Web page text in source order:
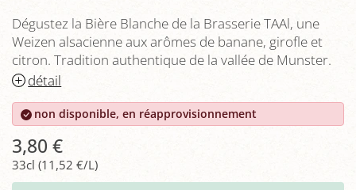
Dégustez la Bière Blanche de la Brasserie TAAl, une
Weizen alsacienne aux arômes de banane, girofle et
citron. Tradition authentique de la vallée de Munster.
détail
non disponible, en réapprovisionnement
3,80 €
33cl (11,52 €/L)